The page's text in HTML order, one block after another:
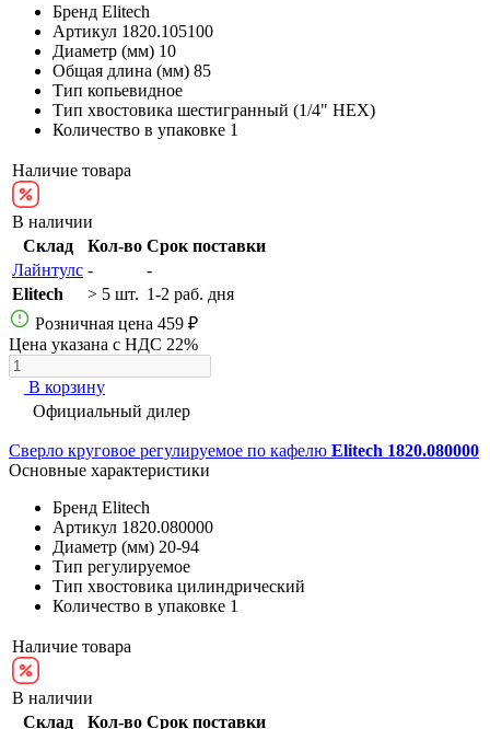
Бренд Elitech
Артикул 1820.105100
Диаметр (мм) 10
Общая длина (мм) 85
Тип копьевидное
Тип хвостовика шестигранный (1/4" HEX)
Количество в упаковке 1
Наличие товара
В наличии
Склад
Кол-во Срок поставки
Лайнтулс -
-
Elitech
> 5 шт. 1-2 раб. дня
Розничная цена 459 ₽
Цена указана с НДС 22%
В корзину
Официальный дилер
Сверло круговое регулируемое по кафелю Elitech 1820.080000
Основные характеристики
Бренд Elitech
Артикул 1820.080000
Диаметр (мм) 20-94
Тип регулируемое
Тип хвостовика цилиндрический
Количество в упаковке 1
Наличие товара
В наличии
Склад
Кол-во Срок поставки